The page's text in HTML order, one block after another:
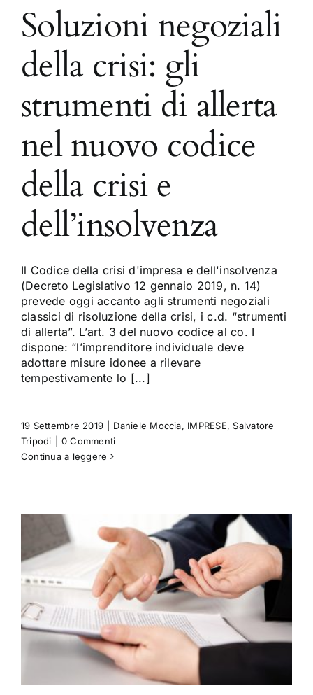
Soluzioni negoziali
della crisi: gli
strumenti di allerta
nel nuovo codice
della crisi e
dell’insolvenza
Il Codice della crisi d'impresa e dell'insolvenza
(Decreto Legislativo 12 gennaio 2019, n. 14)
prevede oggi accanto agli strumenti negoziali
classici di risoluzione della crisi, i c.d. “strumenti
di allerta”. L’art. 3 del nuovo codice al co. I
dispone: “l’imprenditore individuale deve
adottare misure idonee a rilevare
tempestivamente lo [...]
19 Settembre 2019 Daniele Moccia, IMPRESE,Salvatore
Tripodi
0 Commenti
Continua a leggere